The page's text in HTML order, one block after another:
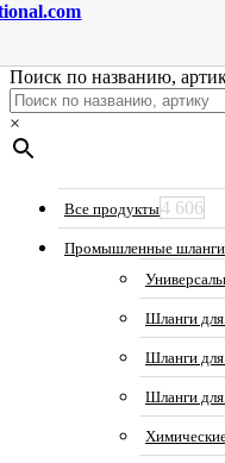
Поиск по названию,
×
Все продукты4 606
Промышленные шланги
Шланги
Шланги для
Шланги